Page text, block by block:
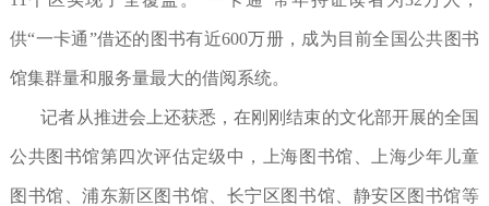
供“一卡通”借还的图书有近600万册，成为目前全国公共图书
馆集群量和服务量最大的借阅系统。
记者从推进会上还获悉，在刚刚结束的文化部开展的全国
公共图书馆第四次评估定级中，上海图书馆、上海少年儿童
图书馆、浦东新区图书馆、长宁区图书馆、静安区图书馆等